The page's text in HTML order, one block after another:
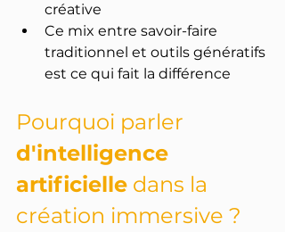
créative
Ce mix entre savoir-faire
traditionnel et outils génératifs
est ce qui fait la différence
Pourquoi parler
d'intelligence
artificielle dans la
création immersive ?